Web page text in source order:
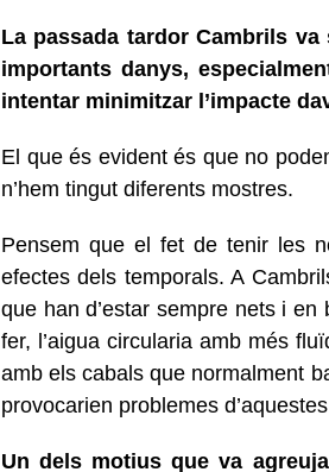
La passada tardor Cambrils
importants danys,
intentar minimitzar l’impacte
El que és evident és que no
n’hem tingut diferents mostres.
Pensem que el fet de tenir les
efectes dels temporals. A
que han d’estar sempre nets i
fer, l’aigua circularia amb més
amb els cabals que normalment
provocarien problemes
Un dels motius que va